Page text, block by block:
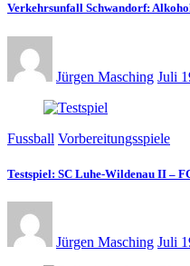
Verkehrsunfall Schwandorf:
Jürgen Masching Juli
Fussball Vorbereitungsspiele
Testspiel: SC Luhe-Wildenau II –
Jürgen Masching Juli